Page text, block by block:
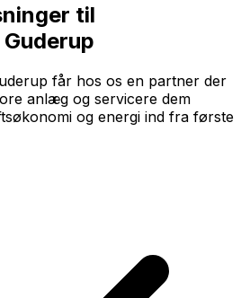
til
får hos os en partner der
anlæg og servicere dem
og energi ind fra første